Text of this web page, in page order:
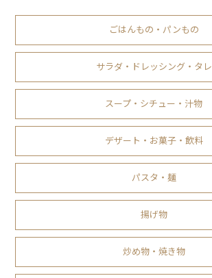
ごはんもの・パンもの
サラダ・ドレッシング・タレ
スープ・シチュー・汁物
デザート・お菓子・飲料
パスタ・麺
揚げ物
炒め物・焼き物